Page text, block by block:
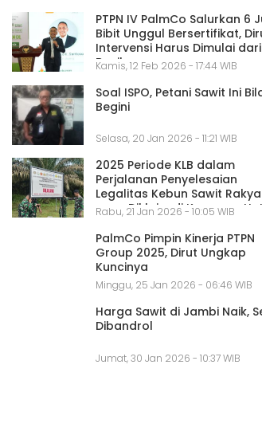
PTPN IV PalmCo Salurkan 6
Bibit Unggul Bersertifikat,
Intervensi Harus Dimulai dari
Benih
Kamis, 12 Feb 2026 - 17:44 WIB
Soal ISPO, Petani Sawit Ini
Begini
Selasa, 20 Jan 2026 - 11:21 WIB
2025 Periode KLB dalam
Perjalanan Penyelesaian
Legalitas Kebun Sawit
yang Diklaim di Kawasan
Rabu, 21 Jan 2026 - 10:05 WIB
PalmCo Pimpin Kinerja PTPN
Group 2025, Dirut Ungkap
Kuncinya
Minggu, 25 Jan 2026 - 06:46 WIB
Harga Sawit di Jambi Naik,
Dibandrol
Jumat, 30 Jan 2026 - 10:37 WIB